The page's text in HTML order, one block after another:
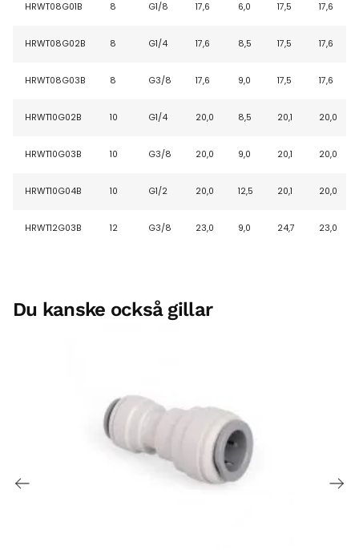
HRWT08G01B 8 G1/8 17,6 6,0 17,5 17,6
HRWT08G02B 8 G1/4 17,6 8,5 17,5 17,6
HRWT08G03B 8 G3/8 17,6 9,0 17,5 17,6
HRWT10G02B 10 G1/4 20,0 8,5 20,1 20,0
HRWT10G03B 10 G3/8 20,0 9,0 20,1 20,0
HRWT10G04B 10 G1/2 20,0 12,5 20,1 20,0
HRWT12G03B 12 G3/8 23,0 9,0 24,7 23,0
Du kanske också gillar